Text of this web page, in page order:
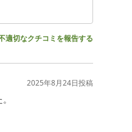
適切なクチコミを報告する
2025年8月24日投稿